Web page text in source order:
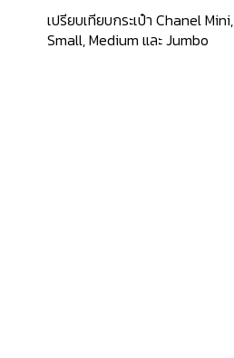
เปรียบเทียบกระเป๋า Chanel Mini,
Small, Medium และ Jumbo